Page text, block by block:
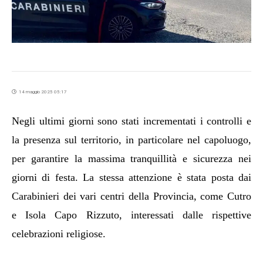
14 maggio 2025 05:17
Negli ultimi giorni sono stati incrementati i controlli e
la presenza sul territorio, in particolare nel capoluogo,
per garantire la massima tranquillità e sicurezza nei
giorni di festa. La stessa attenzione è stata posta dai
Carabinieri dei vari centri della Provincia, come Cutro
e Isola Capo Rizzuto, interessati dalle rispettive
celebrazioni religiose.